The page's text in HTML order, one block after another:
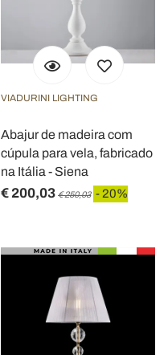
VIADURINI LIGHTING
Abajur de madeira com
cúpula para vela, fabricado
na Itália - Siena
€ 200,03 € 250,03 - 20%